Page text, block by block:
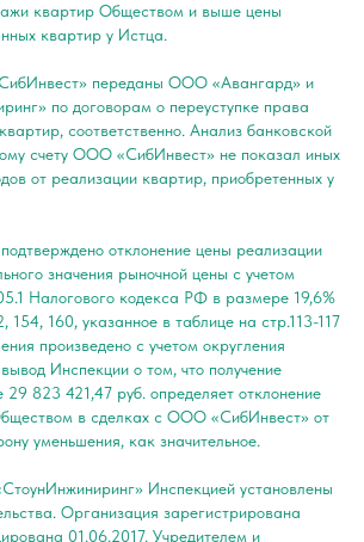
квартир Обществом и выше цены
квартир у Истца.
переданы ООО «Авангард» и
по договорам о переуступке права
соответственно. Анализ банковской
счету ООО «СибИнвест» не показал иных
от реализации квартир, приобретенных у
отклонение цены реализации
значения рыночной цены с учетом
Налогового кодекса РФ в размере 19,6%
154, 160, указанное в таблице на стр.113-117
произведено с учетом округления
Инспекции о том, что получение
823 421,47 руб. определяет отклонение
в сделках с ООО «СибИнвест» от
уменьшения, как значительное.
Инспекцией установлены
Организация зарегистрирована
01.06.2017. Учредителем и